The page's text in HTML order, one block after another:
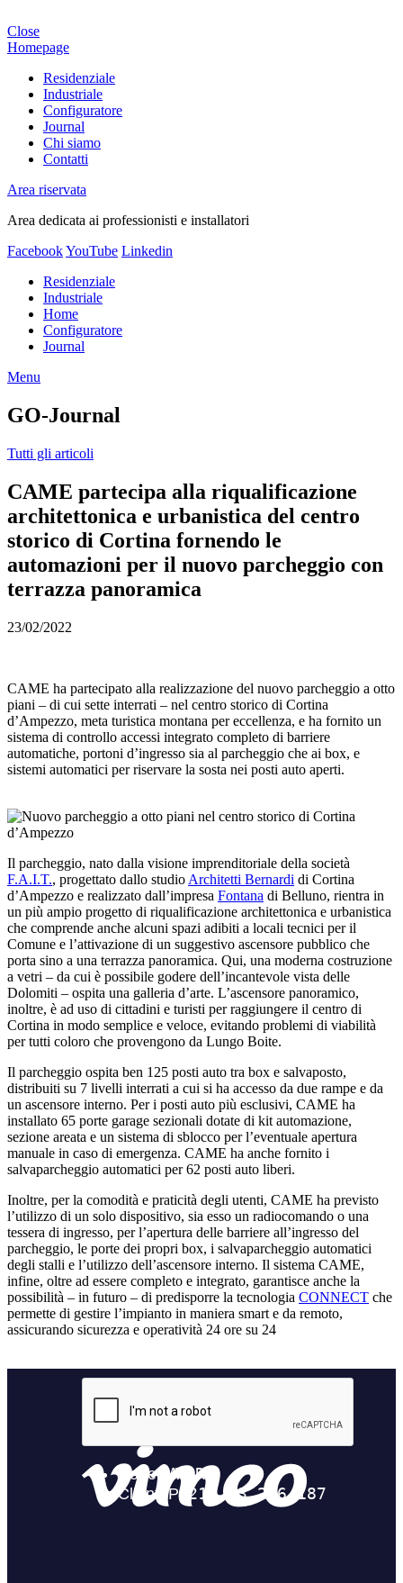
Close
Homepage
Residenziale
Industriale
Configuratore
Journal
Chi siamo
Contatti
Area riservata
Area dedicata ai professionisti e installatori
FacebookYouTube Linkedin
Residenziale
Industriale
Home
Configuratore
Journal
Menu
GO-Journal
Tutti gli articoli
CAME partecipa alla riqualificazione
architettonica e urbanistica del centro
storico di Cortina fornendo le
automazioni per il nuovo parcheggio con
terrazza panoramica
23/02/2022
CAME ha partecipato alla realizzazione del nuovo parcheggio a otto
piani – di cui sette interrati – nel centro storico di Cortina
d’Ampezzo, meta turistica montana per eccellenza, e ha fornito un
sistema di controllo accessi integrato completo di barriere
automatiche, portoni d’ingresso sia al parcheggio che ai box, e
sistemi automatici per riservare la sosta nei posti auto aperti.
Il parcheggio, nato dalla visione imprenditoriale della società
F.A.I.T., progettato dallo studio Architetti Bernardi di Cortina
d’Ampezzo e realizzato dall’impresa Fontana di Belluno, rientra in
un più ampio progetto di riqualificazione architettonica e urbanistica
che comprende anche alcuni spazi adibiti a locali tecnici per il
Comune e l’attivazione di un suggestivo ascensore pubblico che
porta sino a una terrazza panoramica. Qui, una moderna costruzione
a vetri – da cui è possibile godere dell’incantevole vista delle
Dolomiti – ospita una galleria d’arte. L’ascensore panoramico,
inoltre, è ad uso di cittadini e turisti per raggiungere il centro di
Cortina in modo semplice e veloce, evitando problemi di viabilità
per tutti coloro che provengono da Lungo Boite.
Il parcheggio ospita ben 125 posti auto tra box e salvaposto,
distribuiti su 7 livelli interrati a cui si ha accesso da due rampe e da
un ascensore interno. Per i posti auto più esclusivi, CAME ha
installato 65 porte garage sezionali dotate di kit automazione,
sezione areata e un sistema di sblocco per l’eventuale apertura
manuale in caso di emergenza. CAME ha anche fornito i
salvaparcheggio automatici per 62 posti auto liberi.
Inoltre, per la comodità e praticità degli utenti, CAME ha previsto
l’utilizzo di un solo dispositivo, sia esso un radiocomando o una
tessera di ingresso, per l’apertura delle barriere all’ingresso del
parcheggio, le porte dei propri box, i salvaparcheggio automatici
degli stalli e l’utilizzo dell’ascensore interno. Il sistema CAME,
infine, oltre ad essere completo e integrato, garantisce anche la
possibilità – in futuro – di predisporre la tecnologia CONNECT che
permette di gestire l’impianto in maniera smart e da remoto,
assicurando sicurezza e operatività 24 ore su 24